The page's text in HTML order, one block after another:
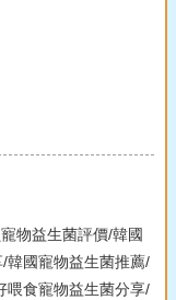
物益生菌評價/韓國
韓國寵物益生菌推薦/
喂食寵物益生菌分享/